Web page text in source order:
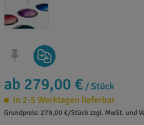
ab 279,00 € / Stück
in 2-5 Werktagen lieferbar
Grundpreis: 279,00 €/Stück zzgl. MwSt. und